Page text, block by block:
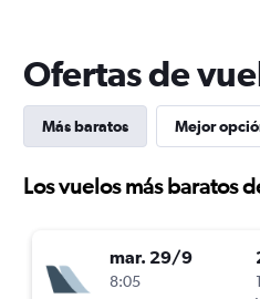
Ofertas de
Más baratos Mejor
Los vuelos más baratos
mar. 29/9
8:05